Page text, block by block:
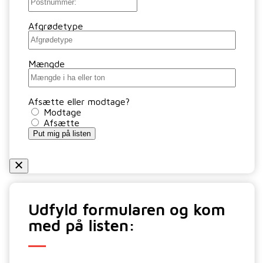
Afgrødetype
Mængde
Afsætte eller modtage?
Modtage
Afsætte
Put mig på listen
Udfyld formularen og kom
med på listen: